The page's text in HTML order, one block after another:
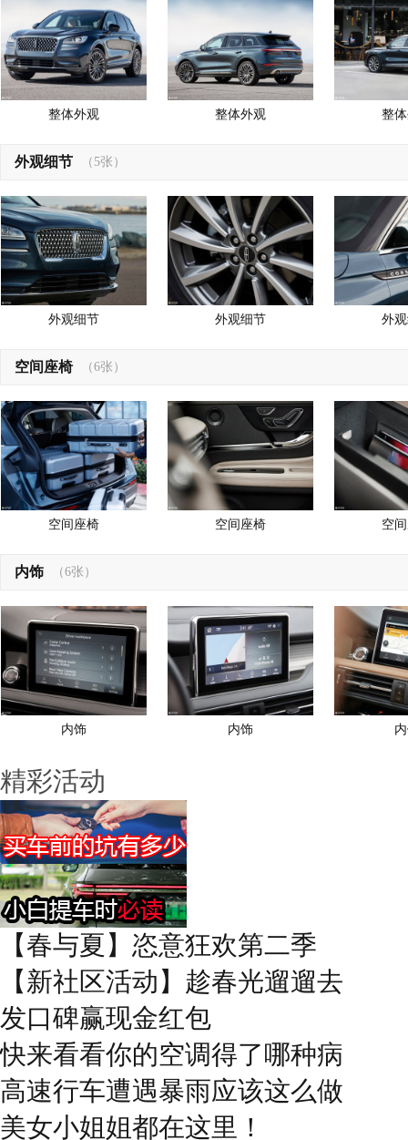
整体外观 整体外观 整
外观细节 （5张）
外观细节 外观细节 外
空间座椅 （6张）
空间座椅 空间座椅 空
内饰 （6张）
内饰 内饰
精彩活动
【春与夏】恣意狂欢第二季
【新社区活动】趁春光遛遛去
发口碑赢现金红包
快来看看你的空调得了哪种病
高速行车遭遇暴雨应该这么做
美女小姐姐都在这里！